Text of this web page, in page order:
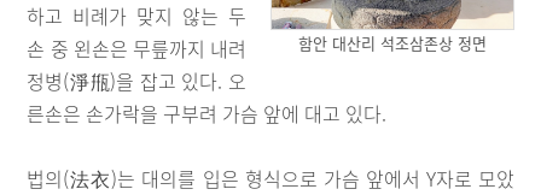
함안 대산리 석조삼존상 정면
하고 비례가 맞지 않는 두
손 중 왼손은 무릎까지 내려
정병(淨甁)을 잡고 있다. 오
른손은 손가락을 구부려 가슴 앞에 대고 있다.
법의(法衣)는 대의를 입은 형식으로 가슴 앞에서 Y자로 모았